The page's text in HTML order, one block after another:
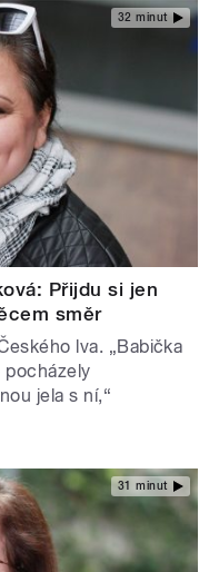
32 minut
Přijdu si jen
směr
lva. „Babička
pocházely
jela s ní,“
31 minut